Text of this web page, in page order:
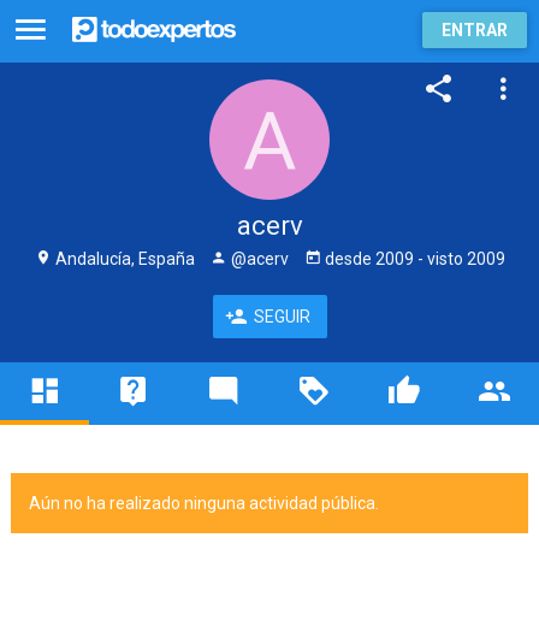
ENTRAR
acerv
Andalucía, España @acerv desde 2009 - visto 2009
SEGUIR
Aún no ha realizado ninguna actividad pública.